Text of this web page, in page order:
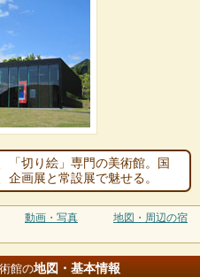
「切り絵」専門の美術館。国
画展と常設展で魅せる。
動画・写真 地図・周辺の宿
館の地図・基本情報